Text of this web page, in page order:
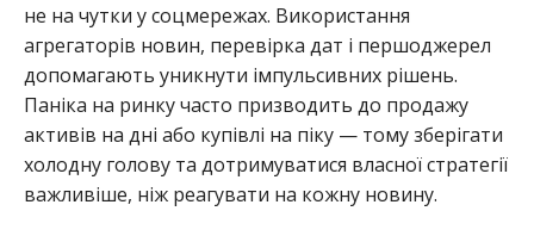
не на чутки у соцмережах. Використання
агрегаторів новин, перевірка дат і першоджерел
допомагають уникнути імпульсивних рішень.
Паніка на ринку часто призводить до продажу
активів на дні або купівлі на піку — тому зберігати
холодну голову та дотримуватися власної стратегії
важливіше, ніж реагувати на кожну новину.